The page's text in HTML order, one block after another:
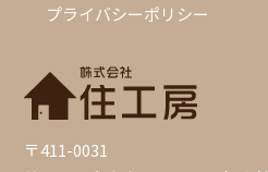
〒411-0031
プライバシーポリシー